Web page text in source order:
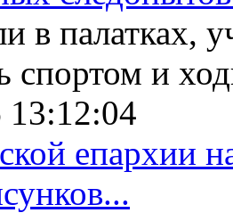
в палатках,
спортом и
13:12:04
епархии